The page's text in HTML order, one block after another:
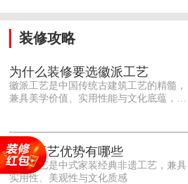
装修攻略
为什么装修要选徽派工艺
徽派工艺是中国传统古建筑工艺的精髓，
兼具美学价值、实用性能与文化底蕴，优
雕细琢的砖、木、石雕为特色，线条古朴
大气，意境悠远，自带东方中式雅致韵
味，耐看且不易过时。<o:p></o:p> 在工
艺品质上，徽派工艺遵循古法匠心工序，
徽派工艺优势有哪些
徽派工艺是中式家装经典非遗工艺，兼具
实用性、美观性与文化质感